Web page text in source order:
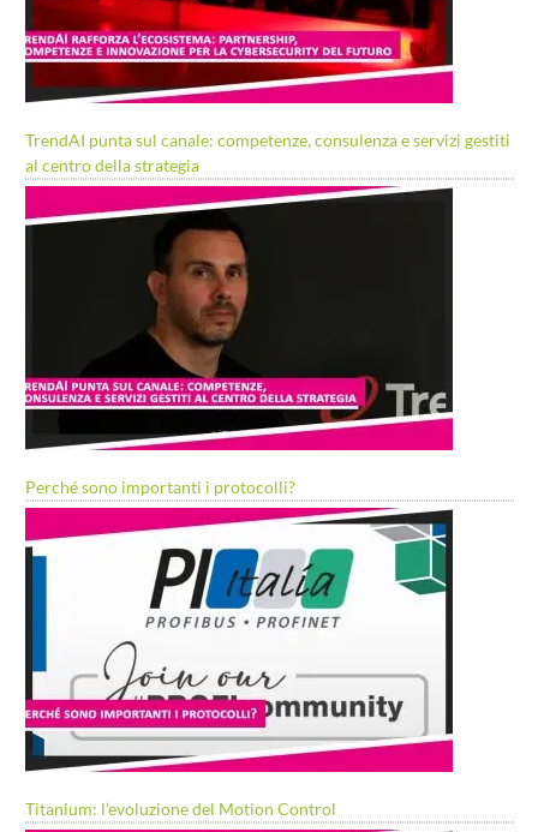
TrendAI punta sul canale: competenze, consulenza e servizi gestiti
al centro della strategia
Perché sono importanti i protocolli?
Titanium: l’evoluzione del Motion Control